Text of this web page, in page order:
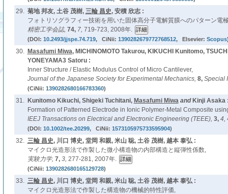
29. 菊地 邦友, 土谷 茂樹, 三輪 昌史, 安積 欣志 :
フォトリソグラフィー技術を用いた固体高分子電解質膜へのパターン電
精密工学会誌, 74, 7, 719-723, 2008年.
(DOI: 10.2493/jjspe.74.719, CiNii: 1390282679772768512, Elsevier: Scopus
30. Masafumi Miwa, MICHINOMOTO Takurou, KIKUCHI Kunitomo,
YONEYAMA3 Satoru :
Inner Structure / Elastic Modulus Control of Micro Cantilever,
Journal of the Japanese Society for Experimental Mechanics, 8, Special
(CiNii: 1390282680166783360)
31. Kunitomo Kikuchi, Shigeki Tuchitani, Masafumi Miwaand Kinji Asaka
Formation of Patterned Electrode in Ionic Polymer-Metal Composite
IEEJ Transactions on Electrical and Electronic Engineering (TEEE), 3, 4,
(DOI: 10.1002/tee.20299, CiNii: 1573105975733595904)
32. 三輪 昌史, 川口 博史, 堂岡 和親, 米山 聡, 土谷 茂樹, 越本 泰弘 :
マイクロ光造形法で作製した微小構造物の内部構造と縦弾性係数,
実験力学, 7, 3, 277-281, 2007年.
(CiNii: 1390282680165129728)
33. 三輪 昌史, 川口 博史, 堂岡 和親, 米山 聡, 土谷 茂樹, 越本 泰弘 :
マイクロ光造形法で作製した構造物の機械的特性評価,